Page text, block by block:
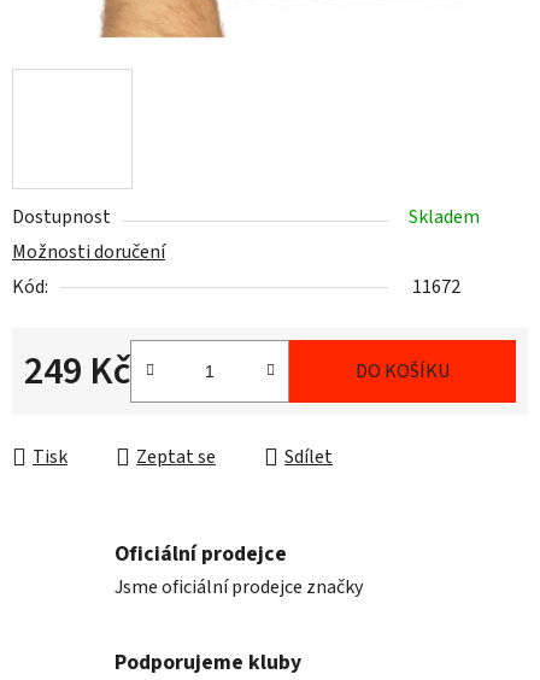
Dostupnost
Skladem
Možnosti doručení
Kód:
11672
249 Kč DO KOŠÍKU
Tisk Zeptat se Sdílet
Oficiální prodejce
Jsme oficiální prodejce značky
Podporujeme kluby